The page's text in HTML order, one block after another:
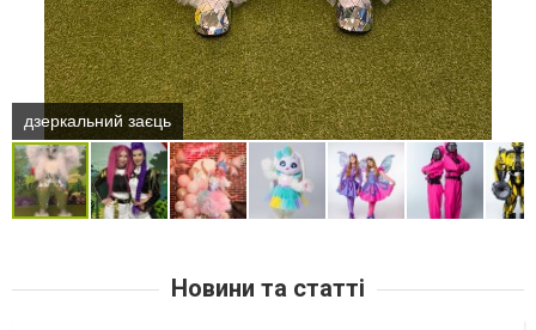
дзеркальний заєць
Новини та статті